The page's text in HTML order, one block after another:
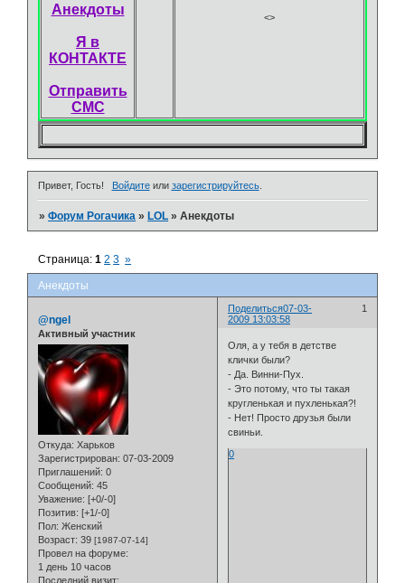
Анекдоты
Я в
КОНТАКТЕ
Отправить
СМС
<>
Привет, Гость! Войдитеили зарегистрируйтесь.
»Форум Рогачика »LOL »Анекдоты
Анекдоты
Страница:1 2 3 »
Поделиться 1
07-03-
2009 13:03:58
@ngel
Активный участник
Откуда: Харьков
Зарегистрирован: 07-03-2009
Приглашений: 0
Сообщений: 45
Уважение: [+0/-0]
Позитив: [+1/-0]
Пол: Женский
Возраст: 39 [1987-07-14]
Провел на форуме:
1 день 10 часов
Последний визит:
Оля, а у тебя в детстве
клички были?
- Да. Винни-Пух.
- Это потому, что ты такая
кругленькая и пухленькая?!
- Нет! Просто друзья были
свиньи.
0